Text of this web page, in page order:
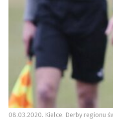
08.03.2020. Kielce. Derby regionu